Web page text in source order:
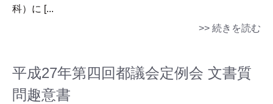
科）に [...
>> 続きを読む
平成27年第四回都議会定例会 文書質
問趣意書